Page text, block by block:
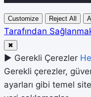
Customize Reject All
Tarafından
✖
► Gerekli Çerezler
Gerekli çerezler,
ayarları gibi temel